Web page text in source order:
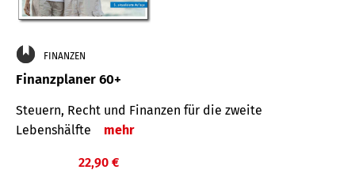
FINANZEN
Finanzplaner 60+
Steuern, Recht und Finanzen für die zweite
Lebenshälfte
mehr
22,90 €